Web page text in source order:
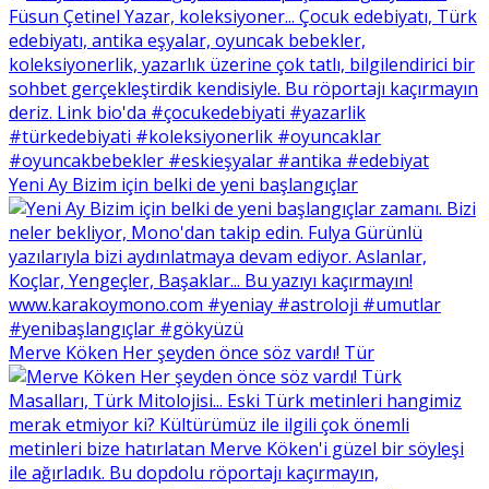
Yeni Ay Bizim için belki de yeni başlangıçlar
Merve Köken Her şeyden önce söz vardı! Tür